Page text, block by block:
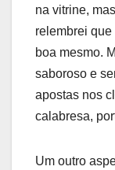
na vitrine,
relembrei
boa mesmo.
saboroso e
apostas nos
calabresa,
Um outro